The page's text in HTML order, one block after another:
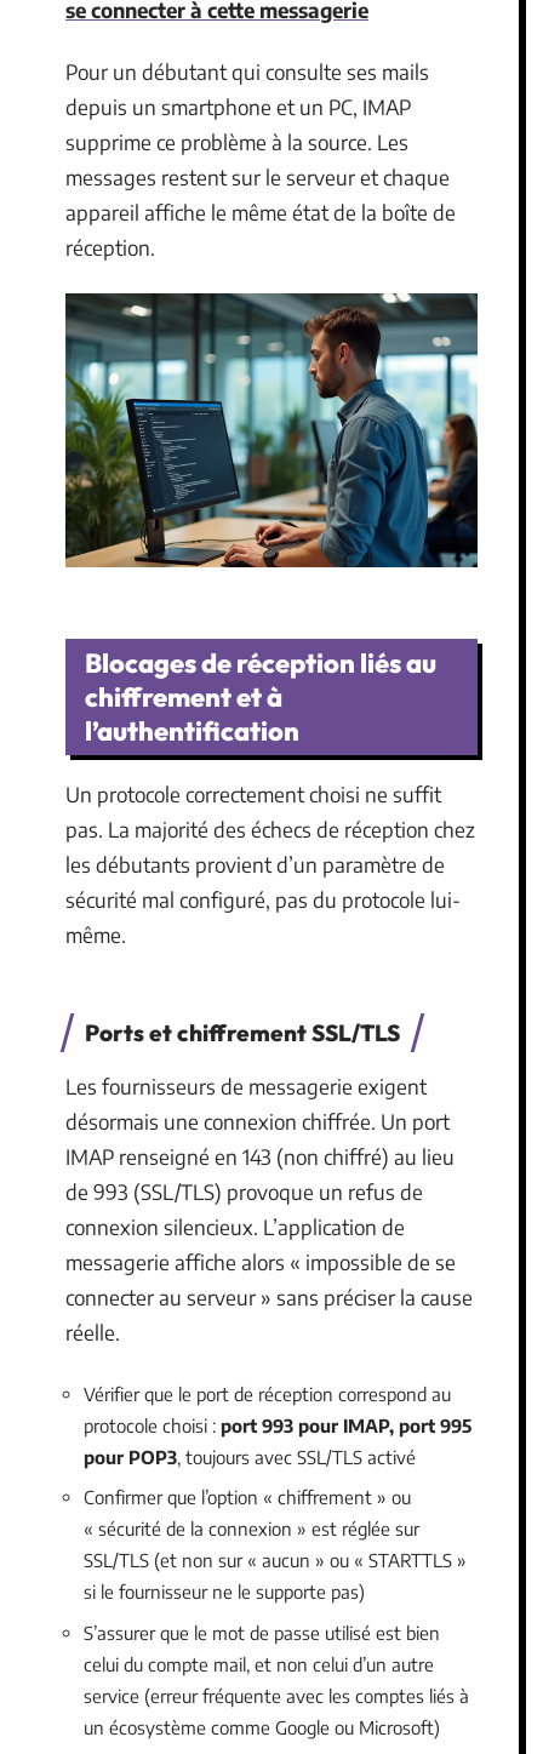
se connecter à cette messagerie
Pour un débutant qui consulte ses mails
depuis un smartphone et un PC, IMAP
supprime ce problème à la source. Les
messages restent sur le serveur et chaque
appareil affiche le même état de la boîte de
réception.
Blocages de réception liés au
chiffrement et à
l’authentification
Un protocole correctement choisi ne suffit
pas. La majorité des échecs de réception chez
les débutants provient d’un paramètre de
sécurité mal configuré, pas du protocole lui-
même.
Ports et chiffrement SSL/TLS
Les fournisseurs de messagerie exigent
désormais une connexion chiffrée. Un port
IMAP renseigné en 143 (non chiffré) au lieu
de 993 (SSL/TLS) provoque un refus de
connexion silencieux. L’application de
messagerie affiche alors « impossible de se
connecter au serveur » sans préciser la cause
réelle.
Vérifier que le port de réception correspond au
protocole choisi : port 993 pour IMAP, port 995
pour POP3, toujours avec SSL/TLS activé
Confirmer que l’option « chiffrement » ou
« sécurité de la connexion » est réglée sur
SSL/TLS (et non sur « aucun » ou « STARTTLS »
si le fournisseur ne le supporte pas)
S’assurer que le mot de passe utilisé est bien
celui du compte mail, et non celui d’un autre
service (erreur fréquente avec les comptes liés à
un écosystème comme Google ou Microsoft)